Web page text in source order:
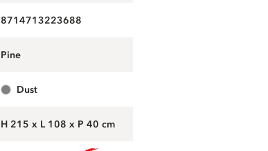
8714713223688
pine
dust
H 215 x L 108 x P 40 cm